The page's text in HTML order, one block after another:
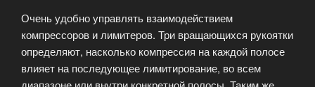
Очень удобно управлять взаимодействием
компрессоров и лимитеров. Три вращающихся рукоятки
определяют, насколько компрессия на каждой полосе
влияет на последующее лимитирование, во всем